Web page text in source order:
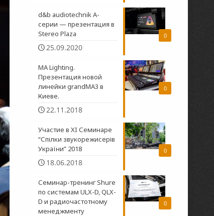
0
d&b audiotechnik A-
серии — презентация в
Stereo Plaza
25.09.2020
0
MA Lighting.
Презентация новой
линейки grandMA3 в
Киеве.
22.11.2018
0
Участие в XI Семинаре
“Спілки звукорежисерів
України” 2018
18.06.2018
0
Семинар-тренинг Shure
по системам ULX-D, QLX-
D и радиочастотному
менеджменту